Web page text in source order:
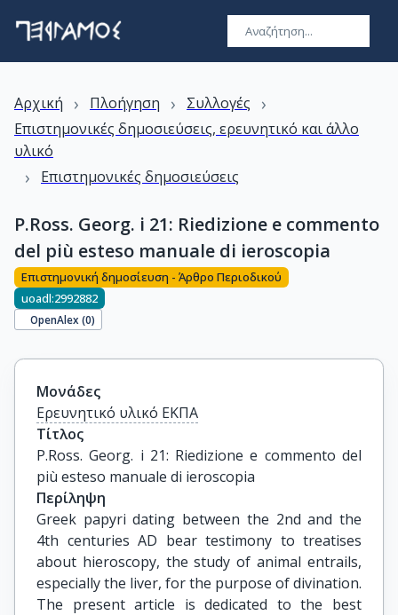
Αρχική › Πλοήγηση › Συλλογές ›
Επιστημονικές δημοσιεύσεις, ερευνητικό και άλλο
υλικό
› Επιστημονικές δημοσιεύσεις
P.Ross. Georg. i 21: Riedizione e commento
del più esteso manuale di ieroscopia
Επιστημονική δημοσίευση - Άρθρο Περιοδικού
uoadl:2992882
OpenAlex (0)
Μονάδες
Ερευνητικό υλικό ΕΚΠΑ
Τίτλος
P.Ross. Georg. i 21: Riedizione e commento del
più esteso manuale di ieroscopia
Περίληψη
Greek papyri dating between the 2nd and the
4th centuries AD bear testimony to treatises
about hieroscopy, the study of animal entrails,
especially the liver, for the purpose of divination.
The present article is dedicated to the best